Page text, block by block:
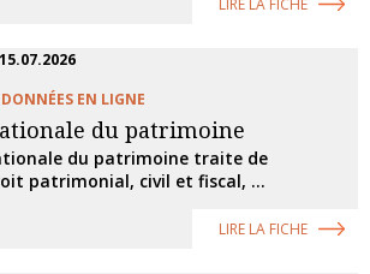
LIRE LA FICHE
15.07.2026
DONNÉES EN LIGNE
du patrimoine
du patrimoine traite de
patrimonial, civil et fiscal, ...
LIRE LA FICHE